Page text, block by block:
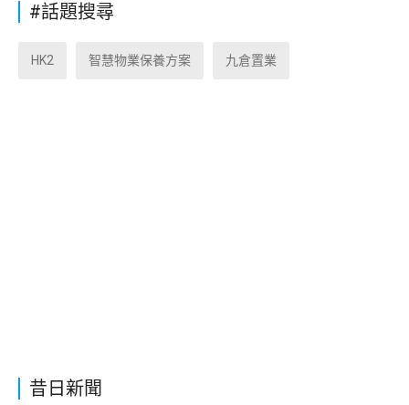
昔日新聞
#話題搜尋
HK2 智慧物業保養方案 九倉置業